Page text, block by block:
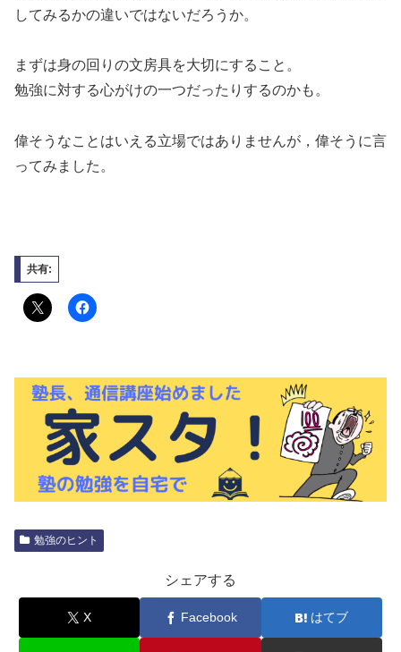
してみるかの違いではないだろうか。
まずは身の回りの文房具を大切にすること。
勉強に対する心がけの一つだったりするのかも。
偉そうなことはいえる立場ではありませんが，偉そうに言
ってみました。
共有:
勉強のヒント
シェアする
X Facebook はてブ